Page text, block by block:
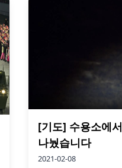
[기도] 수용소에
나눴습니다
2021-02-08